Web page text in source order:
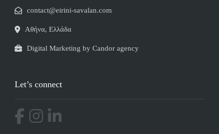
contact@eirini-savalan.com
Αθήνα, Ελλάδα
Digital Marketing by Candor agency
Let’s connect